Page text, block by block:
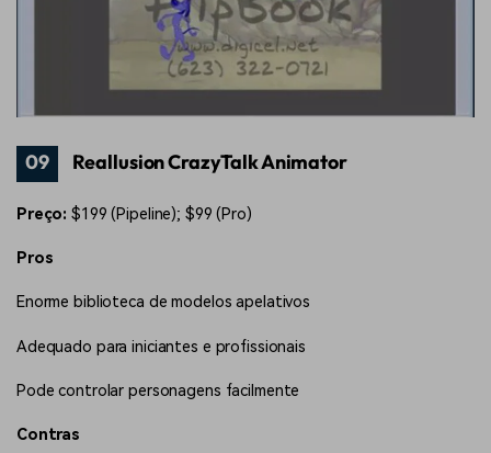
09 Reallusion CrazyTalk Animator
Preço: $199 (Pipeline); $99 (Pro)
Pros
Enorme biblioteca de modelos apelativos
Adequado para iniciantes e profissionais
Pode controlar personagens facilmente
Contras